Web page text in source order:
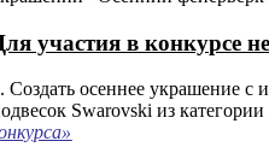
участия в конкурсе
Создать осеннее украшение с
Swarovski из категории